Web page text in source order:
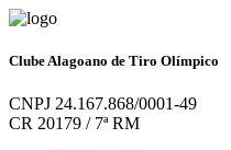
Clube Alagoano de Tiro Olímpico
CNPJ 24.167.868/0001-49
CR 20179 / 7ª RM